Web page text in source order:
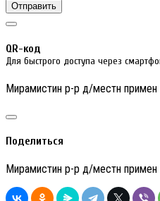
Отправить
QR-код
Для быстрого доступа через
Мирамистин р-р д/местн примен
Поделиться
Мирамистин р-р д/местн примен